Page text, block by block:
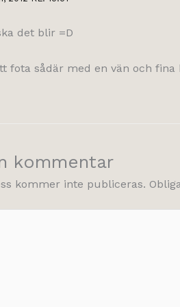
det blir =D
fota sådär med en vän och fina
kommentar
kommer inte publiceras.